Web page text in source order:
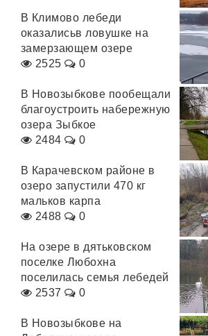
В Климово лебеди
оказалисьв ловушке на
замерзающем озере
2525
0
В Новозыбкове пообещали
благоустроить набережную
озера Зыбкое
2484
0
В Карачевском районе в
озеро запустили 470 кг
мальков карпа
2488
0
На озере в дятьковском
поселке Любохна
поселилась семья лебедей
2537
0
В Новозыбкове на